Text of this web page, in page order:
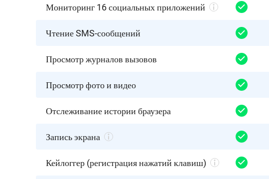
Мониторинг 16 социальных приложений
Чтение SMS-сообщений
Просмотр журналов вызовов
Просмотр фото и видео
Отслеживание истории браузера
Запись экрана
Кейлоггер (регистрация нажатий клавиш)